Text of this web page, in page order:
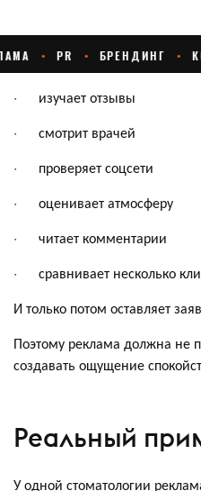
· изучает отзывы
· смотрит врачей
· проверяет соцсети
· оценивает атмосферу
· читает комментарии
· сравнивает несколько
И только потом оставляет
Поэтому реклама должна не
создавать ощущение
Реальный
У одной стоматологии